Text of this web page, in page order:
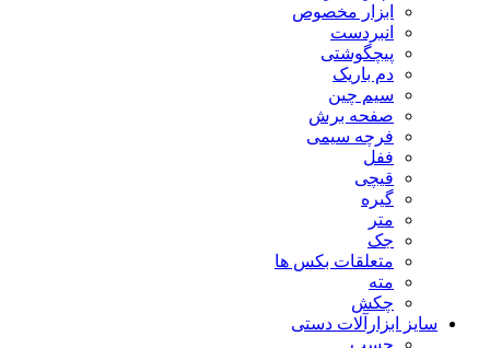
ابزار مخصوص
انبردست
پیچگوشتی
دم باریک
سیم چین
صفحه برش
فرچه سیمی
ففل
قیچی
گیره
متر
جک
متعلقات بکس ها
مته
چکش
سایز ابزارآلات دستی